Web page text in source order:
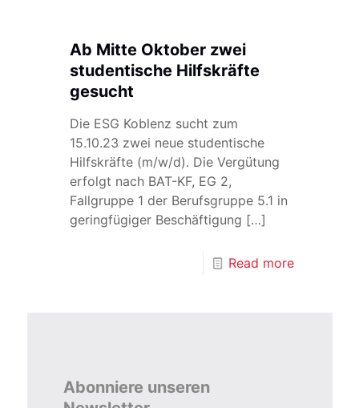
Ab Mitte Oktober zwei
studentische Hilfskräfte
gesucht
Die ESG Koblenz sucht zum
15.10.23 zwei neue studentische
Hilfskräfte (m/w/d). Die Vergütung
erfolgt nach BAT-KF, EG 2,
Fallgruppe 1 der Berufsgruppe 5.1 in
geringfügiger Beschäftigung […]
Read more
Abonniere unseren